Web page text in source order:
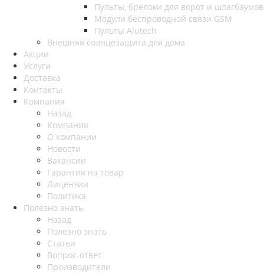
Пульты, брелоки для ворот и шлагбаумов
Модули беспроводной связи GSM
Пульты Alutech
Внешняя солнцезащита для дома
Акции
Услуги
Доставка
Контакты
Компания
Назад
Компания
О компании
Новости
Вакансии
Гарантия на товар
Лицензии
Политика
Полезно знать
Назад
Полезно знать
Статьи
Вопрос-ответ
Производители